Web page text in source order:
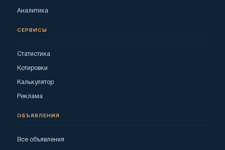
Аналитика
СЕРВИСЫ
Статистика
Котировки
Калькулятор
Реклама
ОБЪЯВЛЕНИЯ
Все объявления